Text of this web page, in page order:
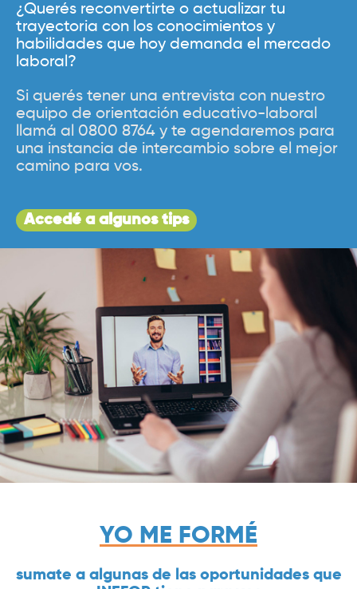
¿Querés reconvertirte o actualizar tu
trayectoria con los conocimientos y
habilidades que hoy demanda el mercado
laboral?
Si querés tener una entrevista con nuestro
equipo de orientación educativo-laboral
llamá al 0800 8764 y te agendaremos para
una instancia de intercambio sobre el mejor
camino para vos.
Accedé a algunos tips
YO ME FORMÉ
sumate a algunas de las oportunidades que